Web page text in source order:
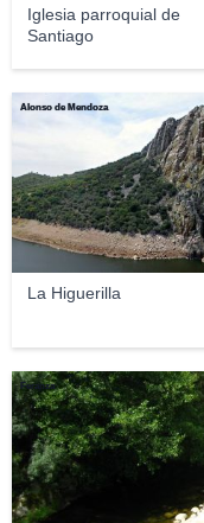
Iglesia parroquial de
Santiago
La Higuerilla
Alonso de Mendoza
Feranza